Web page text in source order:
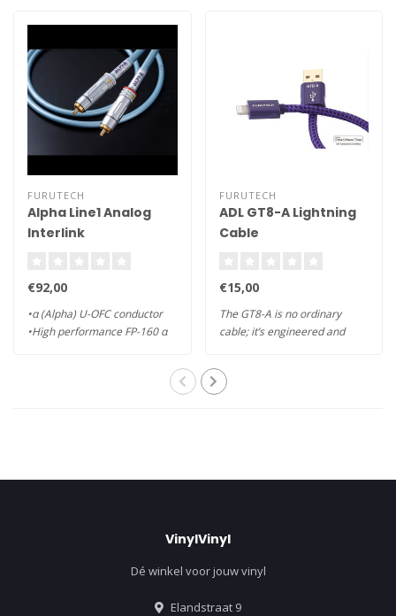
FURUTECH
Alpha Line1 Analog
Interlink
€92,00
•α (Alpha) U-OFC conductor
•High performance FP-160 α
FURUTECH
ADL GT8-A Lightning
Cable
€15,00
The GT8-A is no ordinary
cable; it’s engineered and
VinylVinyl
Dé winkel voor jouw vinyl
Elandstraat 9